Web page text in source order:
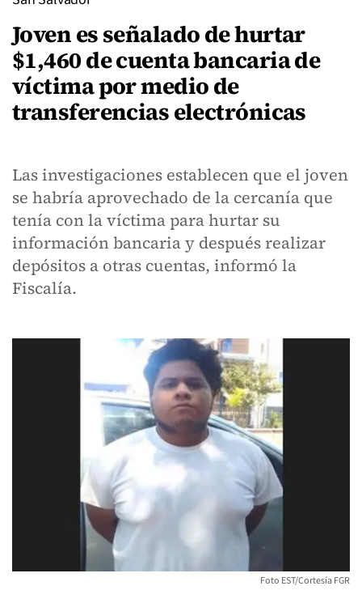
Joven es señalado de hurtar
$1,460 de cuenta bancaria de
víctima por medio de
transferencias electrónicas
Las investigaciones establecen que el joven
se habría aprovechado de la cercanía que
tenía con la víctima para hurtar su
información bancaria y después realizar
depósitos a otras cuentas, informó la
Fiscalía.
Foto EST/Cortesía FGR